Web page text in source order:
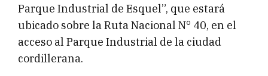
Parque Industrial de Esquel”, que estará
ubicado sobre la Ruta Nacional N° 40, en el
acceso al Parque Industrial de la ciudad
cordillerana.